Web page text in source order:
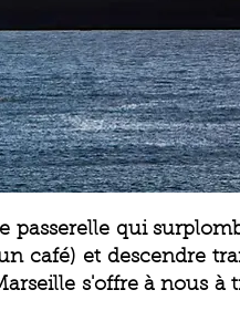
passerelle qui
café) et descendre
s'offre à nous à